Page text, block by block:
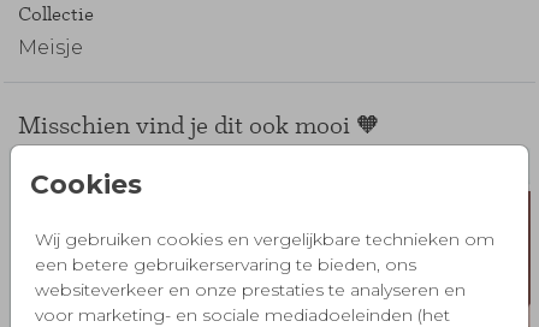
Cookies
Wij gebruiken cookies en vergelijkbare technieken om
een betere gebruikerservaring te bieden, ons
websiteverkeer en onze prestaties te analyseren en
voor marketing- en sociale mediadoeleinden (het
Collectie
Meisje
Misschien vind je dit ook mooi 🧡